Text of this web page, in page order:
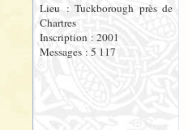
Lieu : Tuckborough près de
Chartres
Inscription : 2001
Messages : 5 117